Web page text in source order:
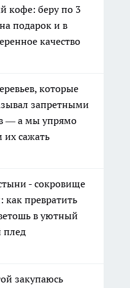
кофе: беру по 3
подарок и в
качество
которые
запретными
— а мы упрямо
сажать
- сокровище
как превратить
в уютный
плед
закупаюсь